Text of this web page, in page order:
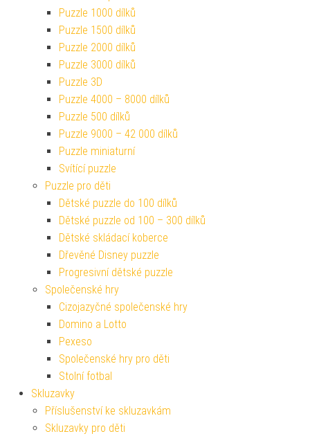
Puzzle 1000 dílků
Puzzle 1500 dílků
Puzzle 2000 dílků
Puzzle 3000 dílků
Puzzle 3D
Puzzle 4000 – 8000 dílků
Puzzle 500 dílků
Puzzle 9000 – 42 000 dílků
Puzzle miniaturní
Svítící puzzle
Puzzle pro děti
Dětské puzzle do 100 dílků
Dětské puzzle od 100 – 300 dílků
Dětské skládací koberce
Dřevěné Disney puzzle
Progresivní dětské puzzle
Společenské hry
Cizojazyčné společenské hry
Domino a Lotto
Pexeso
Společenské hry pro děti
Stolní fotbal
Skluzavky
Příslušenství ke skluzavkám
Skluzavky pro děti